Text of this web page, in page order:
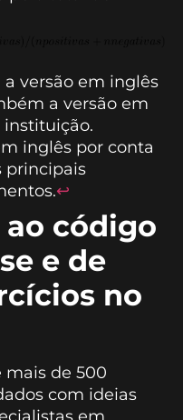
versão em inglês
a versão em
inglês por conta
principais
↩︎
ao código
e de
no
mais de 500
com ideias
em